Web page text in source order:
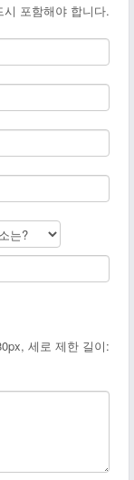
포함해야 합니다.
세로 제한 길이: